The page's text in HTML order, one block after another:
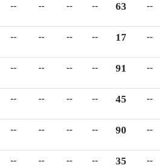
-- -- -- -- 63 --
-- -- -- -- 17 --
-- -- -- -- 91 --
-- -- -- -- 45 --
-- -- -- -- 90 --
-- -- -- -- 35 --